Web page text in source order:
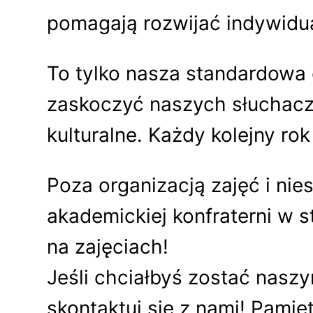
pomagają rozwijać
To tylko nasza
zaskoczyć naszych
kulturalne. Każdy kolejny
Poza organizacją zajęć i
akademickiej konfraterni w
na zajęciach!
Jeśli chciałbyś zostać
skontaktuj się z nami!